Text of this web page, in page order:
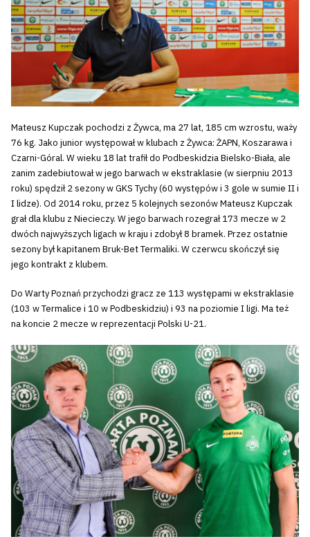
Mateusz Kupczak pochodzi z Żywca, ma 27 lat, 185 cm wzrostu, waży
76 kg. Jako junior występował w klubach z Żywca: ŻAPN, Koszarawa i
Czarni-Góral. W wieku 18 lat trafił do Podbeskidzia Bielsko-Biała, ale
zanim zadebiutował w jego barwach w ekstraklasie (w sierpniu 2013
roku) spędził 2 sezony w GKS Tychy (60 występów i 3 gole w sumie II i
I lidze). Od 2014 roku, przez 5 kolejnych sezonów Mateusz Kupczak
grał dla klubu z Niecieczy. W jego barwach rozegrał 173 mecze w 2
dwóch najwyższych ligach w kraju i zdobył 8 bramek. Przez ostatnie
sezony był kapitanem Bruk-Bet Termaliki. W czerwcu skończył się
jego kontrakt z klubem.
Do Warty Poznań przychodzi gracz ze 113 występami w ekstraklasie
(103 w Termalice i 10 w Podbeskidziu) i 93 na poziomie I ligi. Ma też
na koncie 2 mecze w reprezentacji Polski U-21.